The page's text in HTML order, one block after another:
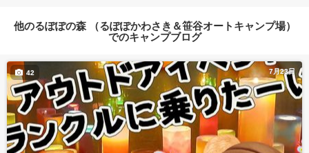
他のるぽぽの森 （るぽぽかわさき＆笹谷オートキャンプ場）
でのキャンプブログ
7月23日
42